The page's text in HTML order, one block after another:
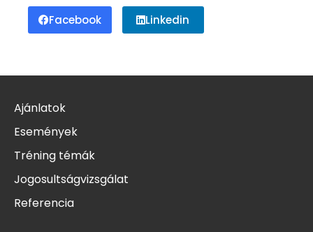
Facebook Linkedin
Ajánlatok
Események
Tréning témák
Jogosultságvizsgálat
Referencia